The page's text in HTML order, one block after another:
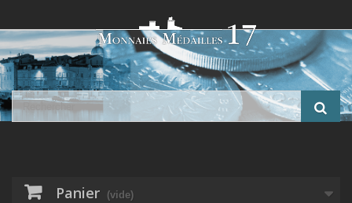
Panier (vide)